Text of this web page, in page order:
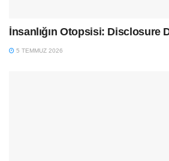
İnsanlığın Otopsisi: Disclosure
5 TEMMUZ 2026